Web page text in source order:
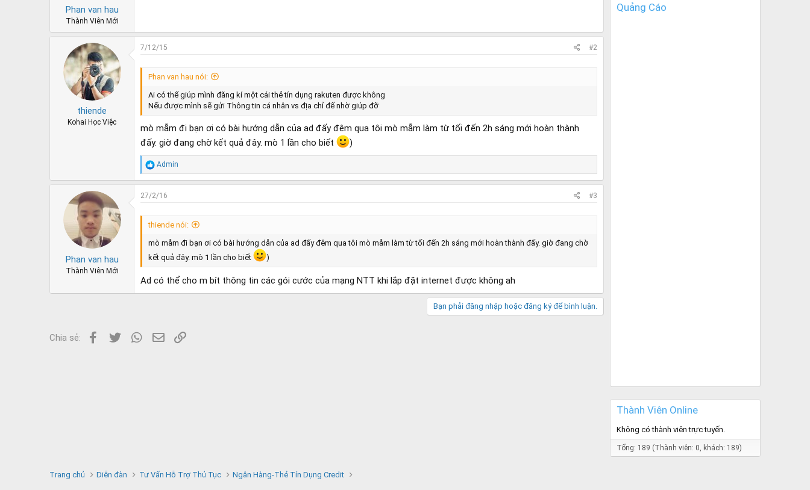
t
Phan van hau
Thành Viên Mới
thiende
Kohai Học Việc
7/12/15 #2
Phan van hau nói:
Ai có thể giúp mình đăng kí một cái thẻ tín dụng rakuten được không
Nếu được mình sẽ gửi Thông tin cá nhân vs địa chỉ để nhờ giúp đỡ
mò mẫm đi bạn ơi có bài hướng dẫn của ad đấy đêm qua tôi mò mẫm làm từ tối đến 2h sáng mới hoàn thành
đấy. giờ đang chờ kết quả đây. mò 1 lần cho biết
)
R
e
a
c
o
s
Admin
Phan van hau
Thành Viên Mới
27/2/16 #3
thiende nói:
mò mẫm đi bạn ơi có bài hướng dẫn của ad đấy đêm qua tôi mò mẫm làm từ tối đến 2h sáng mới hoàn thành đấy. giờ đang chờ
kết quả đây. mò 1 lần cho biết
)
Ad có thể cho m bít thông tin các gói cước của mạng NTT khi lắp đặt internet được không ah
Bạn phải đăng nhập hoặc đăng ký để bình luận.
Chia sẻ: Facebook
TwitterWhatsApp
EmailLink
Quảng Cáo
Thành Viên Online
Không có thành viên trực tuyến.
Tổng: 189 (Thành viên: 0, khách: 189)
Trang chủ Diễn đàn Tư Vấn Hỗ Trợ Thủ Tục Ngân Hàng-Thẻ Tín Dụng Credit